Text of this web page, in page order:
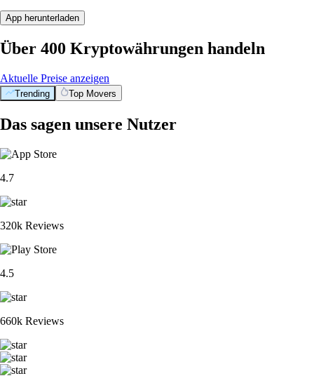
App herunterladen
Über 400 Kryptowährungen handeln
Aktuelle Preise anzeigen
Trending Top Movers
Das sagen unsere Nutzer
4.7
320k Reviews
4.5
660k Reviews